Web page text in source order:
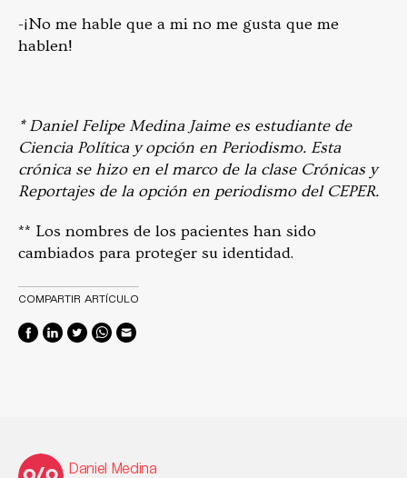
-¡No me hable que a mi no me gusta que me
hablen!
* Daniel Felipe Medina Jaime es estudiante de
Ciencia Política y opción en Periodismo. Esta
crónica se hizo en el marco de la clase Crónicas y
Reportajes de la opción en periodismo del CEPER.
** Los nombres de los pacientes han sido
cambiados para proteger su identidad.
COMPARTIR ARTÍCULO
Daniel Medina